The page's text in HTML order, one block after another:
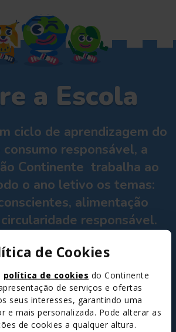
de Cookies
política de cookies do Continente
de serviços e ofertas
seus interesses, garantindo uma
e mais personalizada. Pode alterar as
de cookies a qualquer altura.
a Escola
ciclo de aprendizagem do
responsável, a
Continente trabalha ao
o ano letivo os temas:
alimentação
responsável.
o Programa